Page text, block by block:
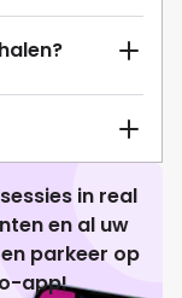
in real
en al uw
parkeer op
app!